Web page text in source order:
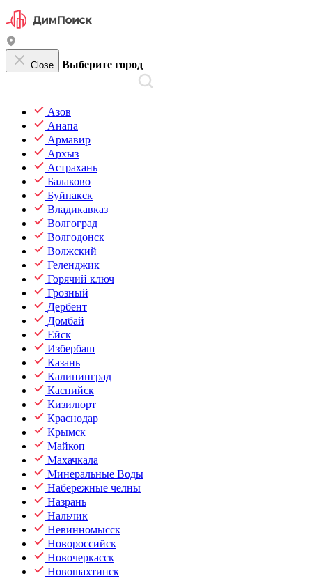
Close Выберите город
Азов
Анапа
Армавир
Архыз
Астрахань
Балаково
Буйнакск
Владикавказ
Волгоград
Волгодонск
Волжский
Геленджик
Горячий ключ
Грозный
Дербент
Домбай
Ейск
Избербаш
Казань
Калининград
Каспийск
Кизилюрт
Краснодар
Крымск
Майкоп
Махачкала
Минеральные Воды
Набережные челны
Назрань
Нальчик
Невинномысск
Новороссийск
Новочеркасск
Новошахтинск